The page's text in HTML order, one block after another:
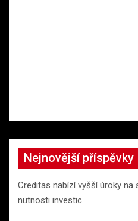
Nejnovější příspěvky
Creditas nabízí vyšší úroky na
nutnosti investic